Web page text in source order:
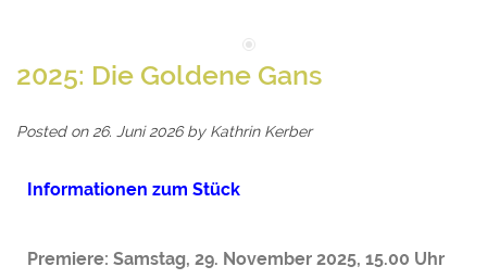
2025: Die Goldene Gans
Posted on 26. Juni 2026by Kathrin Kerber
Informationen zum Stück
Premiere: Samstag, 29. November 2025, 15.00 Uhr